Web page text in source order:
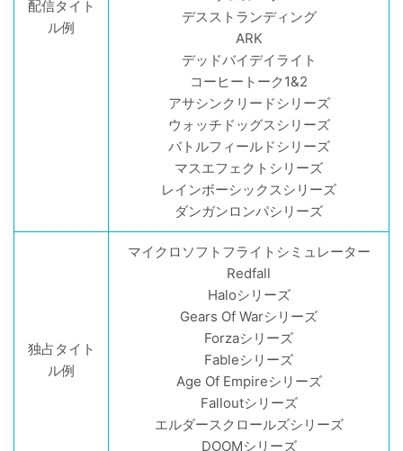
配信タイト
ル例
デスストランディング
ARK
デッドバイデイライト
コーヒートーク1&2
アサシンクリードシリーズ
ウォッチドッグスシリーズ
バトルフィールドシリーズ
マスエフェクトシリーズ
レインボーシックスシリーズ
ダンガンロンパシリーズ
独占タイト
ル例
マイクロソフトフライトシミュレーター
Redfall
Haloシリーズ
Gears Of Warシリーズ
Forzaシリーズ
Fableシリーズ
Age Of Empireシリーズ
Falloutシリーズ
エルダースクロールズシリーズ
DOOMシリーズ